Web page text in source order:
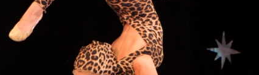
фестиваля
"Созвездие
цирка"